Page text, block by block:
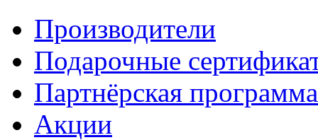
Производители
Подарочные
Партнёрская программа
Акции